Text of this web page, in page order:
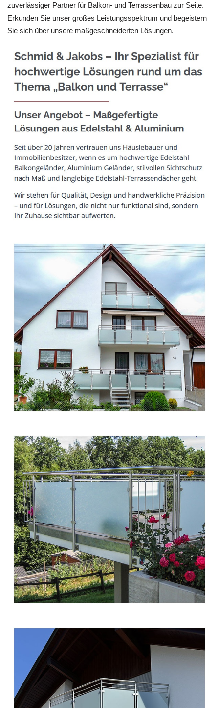
zuverlässiger Partner für Balkon- und Terrassenbau zur Seite.
Erkunden Sie unser großes Leistungsspektrum und begeistern
Sie sich über unsere maßgeschneiderten Lösungen.